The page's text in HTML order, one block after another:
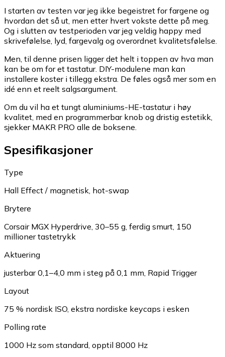
I starten av testen var jeg ikke begeistret for fargene og
hvordan det så ut, men etter hvert vokste dette på meg.
Og i slutten av testperioden var jeg veldig happy med
skrivefølelse, lyd, fargevalg og overordnet kvalitetsfølelse.
Men, til denne prisen ligger det helt i toppen av hva man
kan be om for et tastatur. DIY-modulene man kan
installere koster i tillegg ekstra. De føles også mer som en
idé enn et reelt salgsargument.
Om du vil ha et tungt aluminiums-HE-tastatur i høy
kvalitet, med en programmerbar knob og dristig estetikk,
sjekker MAKR PRO alle de boksene.
Spesifikasjoner
Type
Hall Effect / magnetisk, hot-swap
Brytere
Corsair MGX Hyperdrive, 30–55 g, ferdig smurt, 150
millioner tastetrykk
Aktuering
justerbar 0,1–4,0 mm i steg på 0,1 mm, Rapid Trigger
Layout
75 % nordisk ISO, ekstra nordiske keycaps i esken
Polling rate
1000 Hz som standard, opptil 8000 Hz